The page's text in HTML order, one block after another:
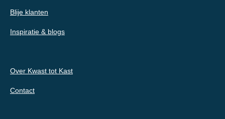
Blije klanten
Inspiratie & blogs
Over Kwast tot Kast
Contact